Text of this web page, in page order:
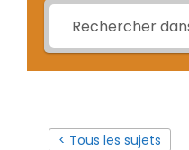
< Tous les sujets